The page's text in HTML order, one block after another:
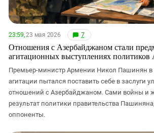
23:59,23 мая 2026 7
Отношения с Азербайджаном стали
агитационных выступлениях
Премьер-министр Армении Никол Пашинян в
агитации пытался поставить себе в заслуги
отношений с Азербайджаном. Сами войны и
результат политики правительства
оппоненты.